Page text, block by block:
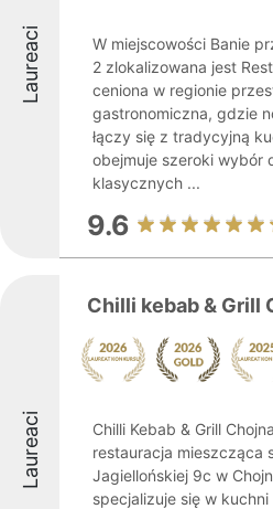
Laureaci
W miejscowości Banie
2 zlokalizowana jest
ceniona w regionie
gastronomiczna, gdzie
łączy się z tradycyjną
obejmuje szeroki wybór
klasycznych ...
9.6
Laureaci
Chilli kebab & Grill
Chilli Kebab & Grill
restauracja mieszcząca
Jagiellońskiej 9c w
specjalizuje się w